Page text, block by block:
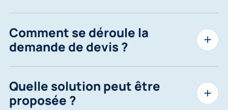
Comment se déroule la
demande de devis ?
Quelle solution peut être
proposée ?